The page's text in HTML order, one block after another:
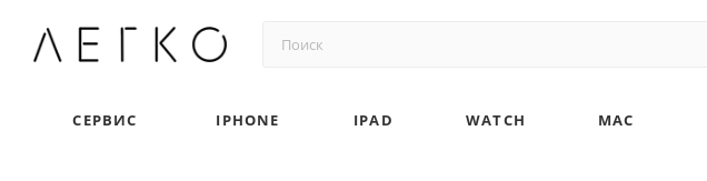
СЕРВИС IPHONE IPAD WATCH MAC